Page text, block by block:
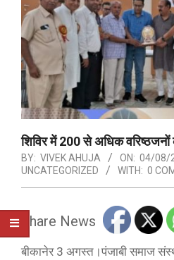
शिविर में 200 से अधिक वरिष्ठजनों
BY: VIVEK AHUJA ON: 04/08/
UNCATEGORIZED
WITH: 0
Share News
बीकानेर 3 अगस्त।पंजाबी समाज